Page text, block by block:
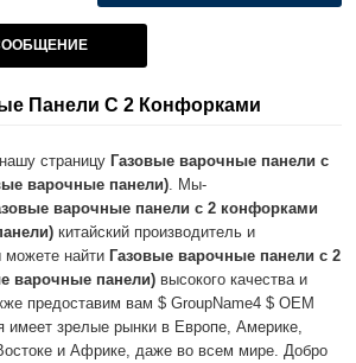
Панели С 2 Конфорками
страницу Газовые варочные панели с
варочные панели) . Мы-
варочные панели с 2 конфорками
китайский производитель и
найти Газовые варочные панели с 2
варочные панели) высокого качества и
предоставим вам $ GroupName4 $ OEM
имеет зрелые рынки в Европе, Америке,
и Африке, даже во всем мире. Добро